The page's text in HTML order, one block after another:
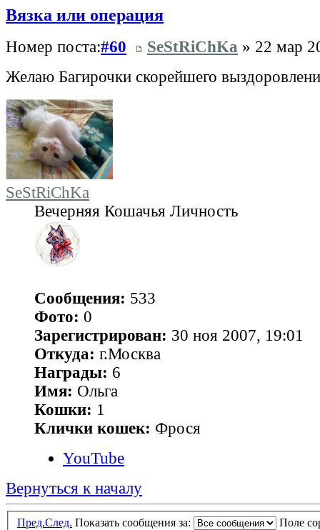
Вязка или операция
Номер поста:#60 SeStRiChKa » 22 мар
Желаю Багирочки скорейшего
SeStRiChKa
Вечерняя Кошачья Личность
Сообщения: 533
Фото: 0
Зарегистрирован: 30 ноя 2007, 19:01
Откуда: г.Москва
Награды: 6
Имя: Ольга
Кошки: 1
Клички кошек: Фрося
YouTube
Вернуться к началу
Пред.След. Показать сообщения за: Поле